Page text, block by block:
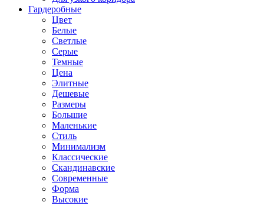
Гардеробные
Цвет
Белые
Светлые
Серые
Темные
Цена
Элитные
Дешевые
Размеры
Большие
Маленькие
Стиль
Минимализм
Классические
Скандинавские
Современные
Форма
Высокие